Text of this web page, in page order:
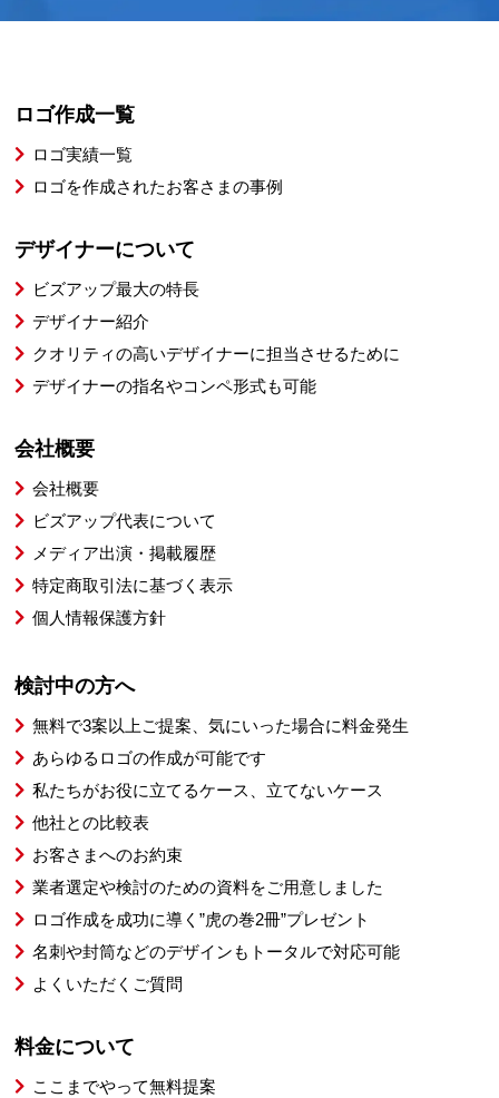
ロゴ作成一覧
ロゴ実績一覧
ロゴを作成されたお客さまの事例
デザイナーについて
ビズアップ最大の特長
デザイナー紹介
クオリティの高いデザイナーに担当させるために
デザイナーの指名やコンペ形式も可能
会社概要
会社概要
ビズアップ代表について
メディア出演・掲載履歴
特定商取引法に基づく表示
個人情報保護方針
検討中の方へ
無料で3案以上ご提案、気にいった場合に料金発生
あらゆるロゴの作成が可能です
私たちがお役に立てるケース、立てないケース
他社との比較表
お客さまへのお約束
業者選定や検討のための資料をご用意しました
ロゴ作成を成功に導く”虎の巻2冊”プレゼント
名刺や封筒などのデザインもトータルで対応可能
よくいただくご質問
料金について
ここまでやって無料提案